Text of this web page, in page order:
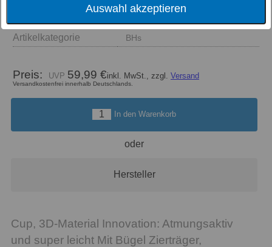
Auswahl akzeptieren
Artikelkategorie
BHs
Preis: 59,99 €inkl. MwSt., zzgl. Versand
Versandkostenfrei innerhalb Deutschlands.
In den Warenkorb
oder
Hersteller
Cup, 3D-Material Innovation: Atmungsaktiv
und super leicht Mit Bügel Zierträger,